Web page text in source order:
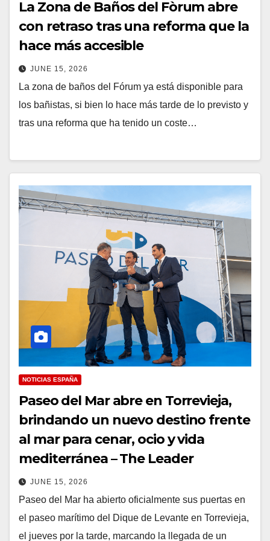
La Zona de Baños del Fòrum abre
con retraso tras una reforma que la
hace más accesible
JUNE 15, 2026
La zona de baños del Fórum ya está disponible para
los bañistas, si bien lo hace más tarde de lo previsto y
tras una reforma que ha tenido un coste…
NOTICIAS ESPAÑA
Paseo del Mar abre en Torrevieja,
brindando un nuevo destino frente
al mar para cenar, ocio y vida
mediterránea – The Leader
JUNE 15, 2026
Paseo del Mar ha abierto oficialmente sus puertas en
el paseo marítimo del Dique de Levante en Torrevieja,
el jueves por la tarde, marcando la llegada de un